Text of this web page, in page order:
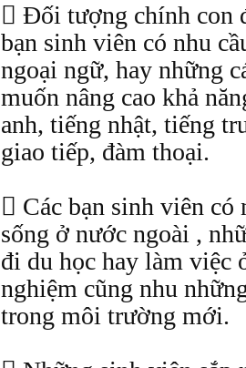
 Đối tượng chính con
bạn sinh viên có nhu
ngoại ngữ, hay những
muốn nâng cao khả
anh, tiếng nhật, tiếng
giao tiếp, đàm thoại.
 Các bạn sinh viên có
sống ở nước ngoài ,
đi du học hay làm việc
nghiệm cũng nhu
trong môi trường mới.